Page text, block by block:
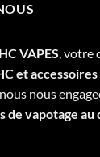
VAPES ,
et
nous
de vapotage au